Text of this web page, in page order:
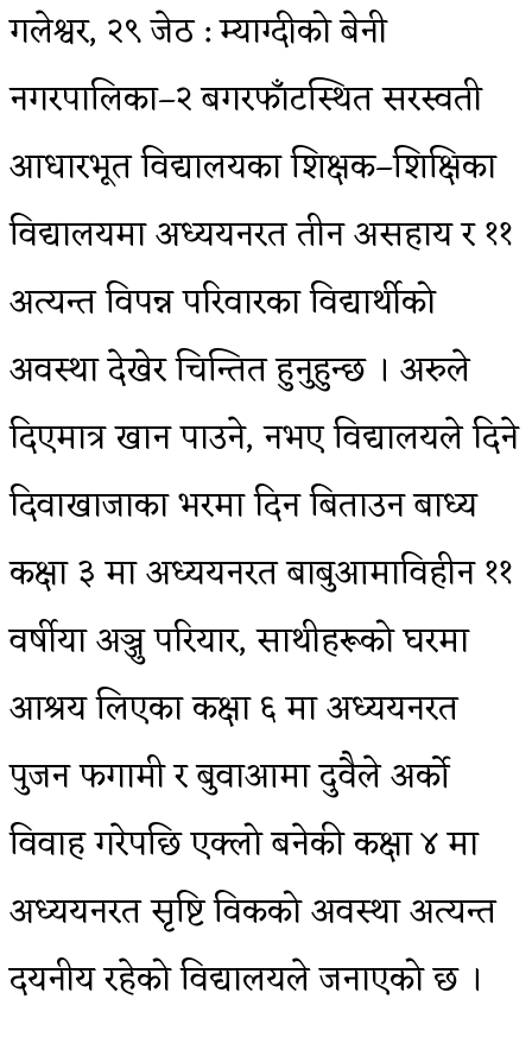
गलेश्वर, २९ जेठ : म्याग्दीको बेनी
नगरपालिका–२ बगरफाँटस्थित सरस्वती
आधारभूत विद्यालयका शिक्षक–शिक्षिका
विद्यालयमा अध्ययनरत तीन असहाय र ११
अत्यन्त विपन्न परिवारका विद्यार्थीको
अवस्था देखेर चिन्तित हुनुहुन्छ । अरुले
दिएमात्र खान पाउने, नभए विद्यालयले दिने
दिवाखाजाका भरमा दिन बिताउन बाध्य
कक्षा ३ मा अध्ययनरत बाबुआमाविहीन ११
वर्षीया अञ्जु परियार, साथीहरूको घरमा
आश्रय लिएका कक्षा ६ मा अध्ययनरत
पुजन फगामी र बुवाआमा दुवैले अर्को
विवाह गरेपछि एक्लो बनेकी कक्षा ४ मा
अध्ययनरत सृष्टि विकको अवस्था अत्यन्त
दयनीय रहेको विद्यालयले जनाएको छ ।